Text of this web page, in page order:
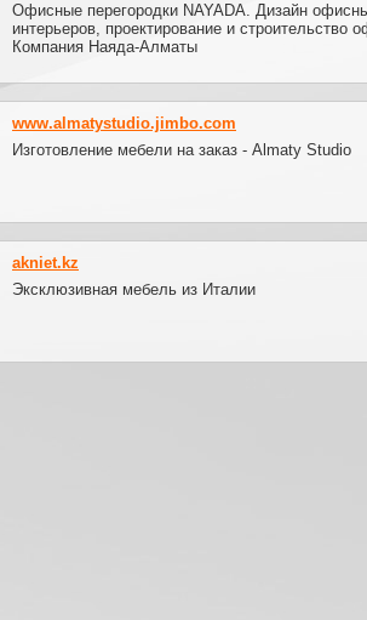
Офисные перегородки NAYADA. Дизайн
интерьеров, проектирование и строительство
Компания Наяда-Алматы
www.almatystudio.jimbo.com
Изготовление мебели на заказ - Almaty Studio
akniet.kz
Эксклюзивная мебель из Италии